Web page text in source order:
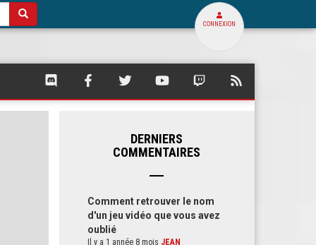
CONNEXION
SQUARE
SQUARE SQUARE SQUARE SQUARE
DERNIERS
COMMENTAIRES
Comment retrouver le nom
d'un jeu vidéo que vous avez
oublié
Il y a 1 année 8 mois JEAN